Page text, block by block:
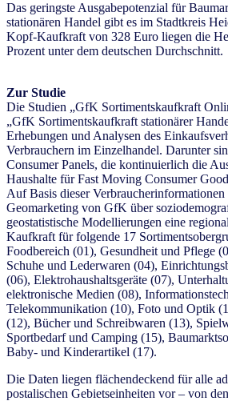
Das geringste Ausgabepotenzial für
stationären Handel gibt es im Stadtkreis
Kopf-Kaufkraft von 328 Euro liegen die
Prozent unter dem deutschen Durchschnitt.
Zur Studie
Die Studien „GfK Sortimentskaufkraft
„GfK Sortimentskaufkraft stationärer
Erhebungen und Analysen des
Verbrauchern im Einzelhandel. Darunter
Consumer Panels, die kontinuierlich die
Haushalte für Fast Moving Consumer
Auf Basis dieser
Geomarketing von GfK über
geostatistische Modellierungen eine
Kaufkraft für folgende 17
Foodbereich (01), Gesundheit und Pflege
Schuhe und Lederwaren (04),
(06), Elektrohaushaltsgeräte (07),
elektronische Medien (08),
Telekommunikation (10), Foto und Optik
(12), Bücher und Schreibwaren (13),
Sportbedarf und Camping (15),
Baby- und Kinderartikel (17).
Die Daten liegen flächendeckend für alle
postalischen Gebietseinheiten vor – von